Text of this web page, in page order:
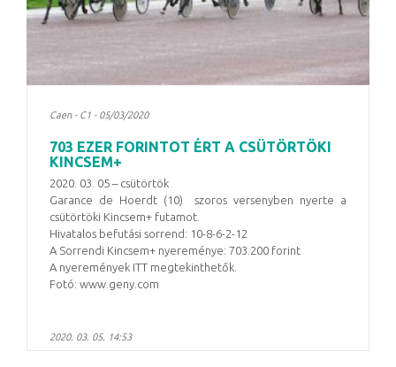
Caen - C1 - 05/03/2020
703 EZER FORINTOT ÉRT A CSÜTÖRTÖKI
KINCSEM+
2020. 03. 05 – csütörtök
Garance de Hoerdt (10) szoros versenyben nyerte a
csütörtöki Kincsem+ futamot.
Hivatalos befutási sorrend: 10-8-6-2-12
A Sorrendi Kincsem+ nyereménye: 703.200 forint
A nyeremények ITT megtekinthetők.
Fotó: www.geny.com
2020. 03. 05. 14:53